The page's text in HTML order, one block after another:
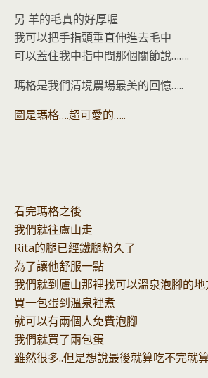
另 羊的毛真的好厚喔
我可以把手指頭垂直伸進去毛中
可以蓋住我中指中間那個關節說…….
瑪格是我們清境農場最美的回憶…..
圖是瑪格….超可愛的…..
看完瑪格之後
我們就往盧山走
Rita的腿已經鐵腿粉久了
為了讓他舒服一點
我們就到廬山那裡找可以溫泉泡腳的
買一包蛋到溫泉裡煮
就可以有兩個人免費泡腳
我們就買了兩包蛋
雖然很多..但是想說最後就算吃不完就